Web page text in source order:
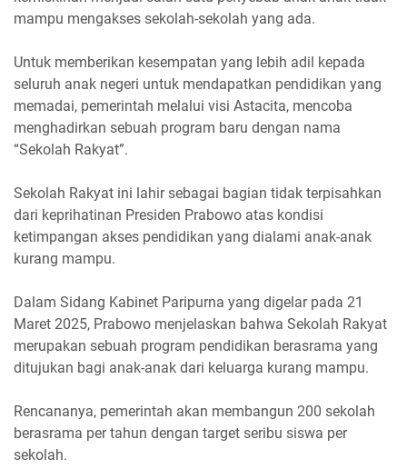
mampu mengakses sekolah-sekolah yang ada.
Untuk memberikan kesempatan yang lebih adil kepada
seluruh anak negeri untuk mendapatkan pendidikan yang
memadai, pemerintah melalui visi Astacita, mencoba
menghadirkan sebuah program baru dengan nama
“Sekolah Rakyat”.
Sekolah Rakyat ini lahir sebagai bagian tidak terpisahkan
dari keprihatinan Presiden Prabowo atas kondisi
ketimpangan akses pendidikan yang dialami anak-anak
kurang mampu.
Dalam Sidang Kabinet Paripurna yang digelar pada 21
Maret 2025, Prabowo menjelaskan bahwa Sekolah Rakyat
merupakan sebuah program pendidikan berasrama yang
ditujukan bagi anak-anak dari keluarga kurang mampu.
Rencananya, pemerintah akan membangun 200 sekolah
berasrama per tahun dengan target seribu siswa per
sekolah.